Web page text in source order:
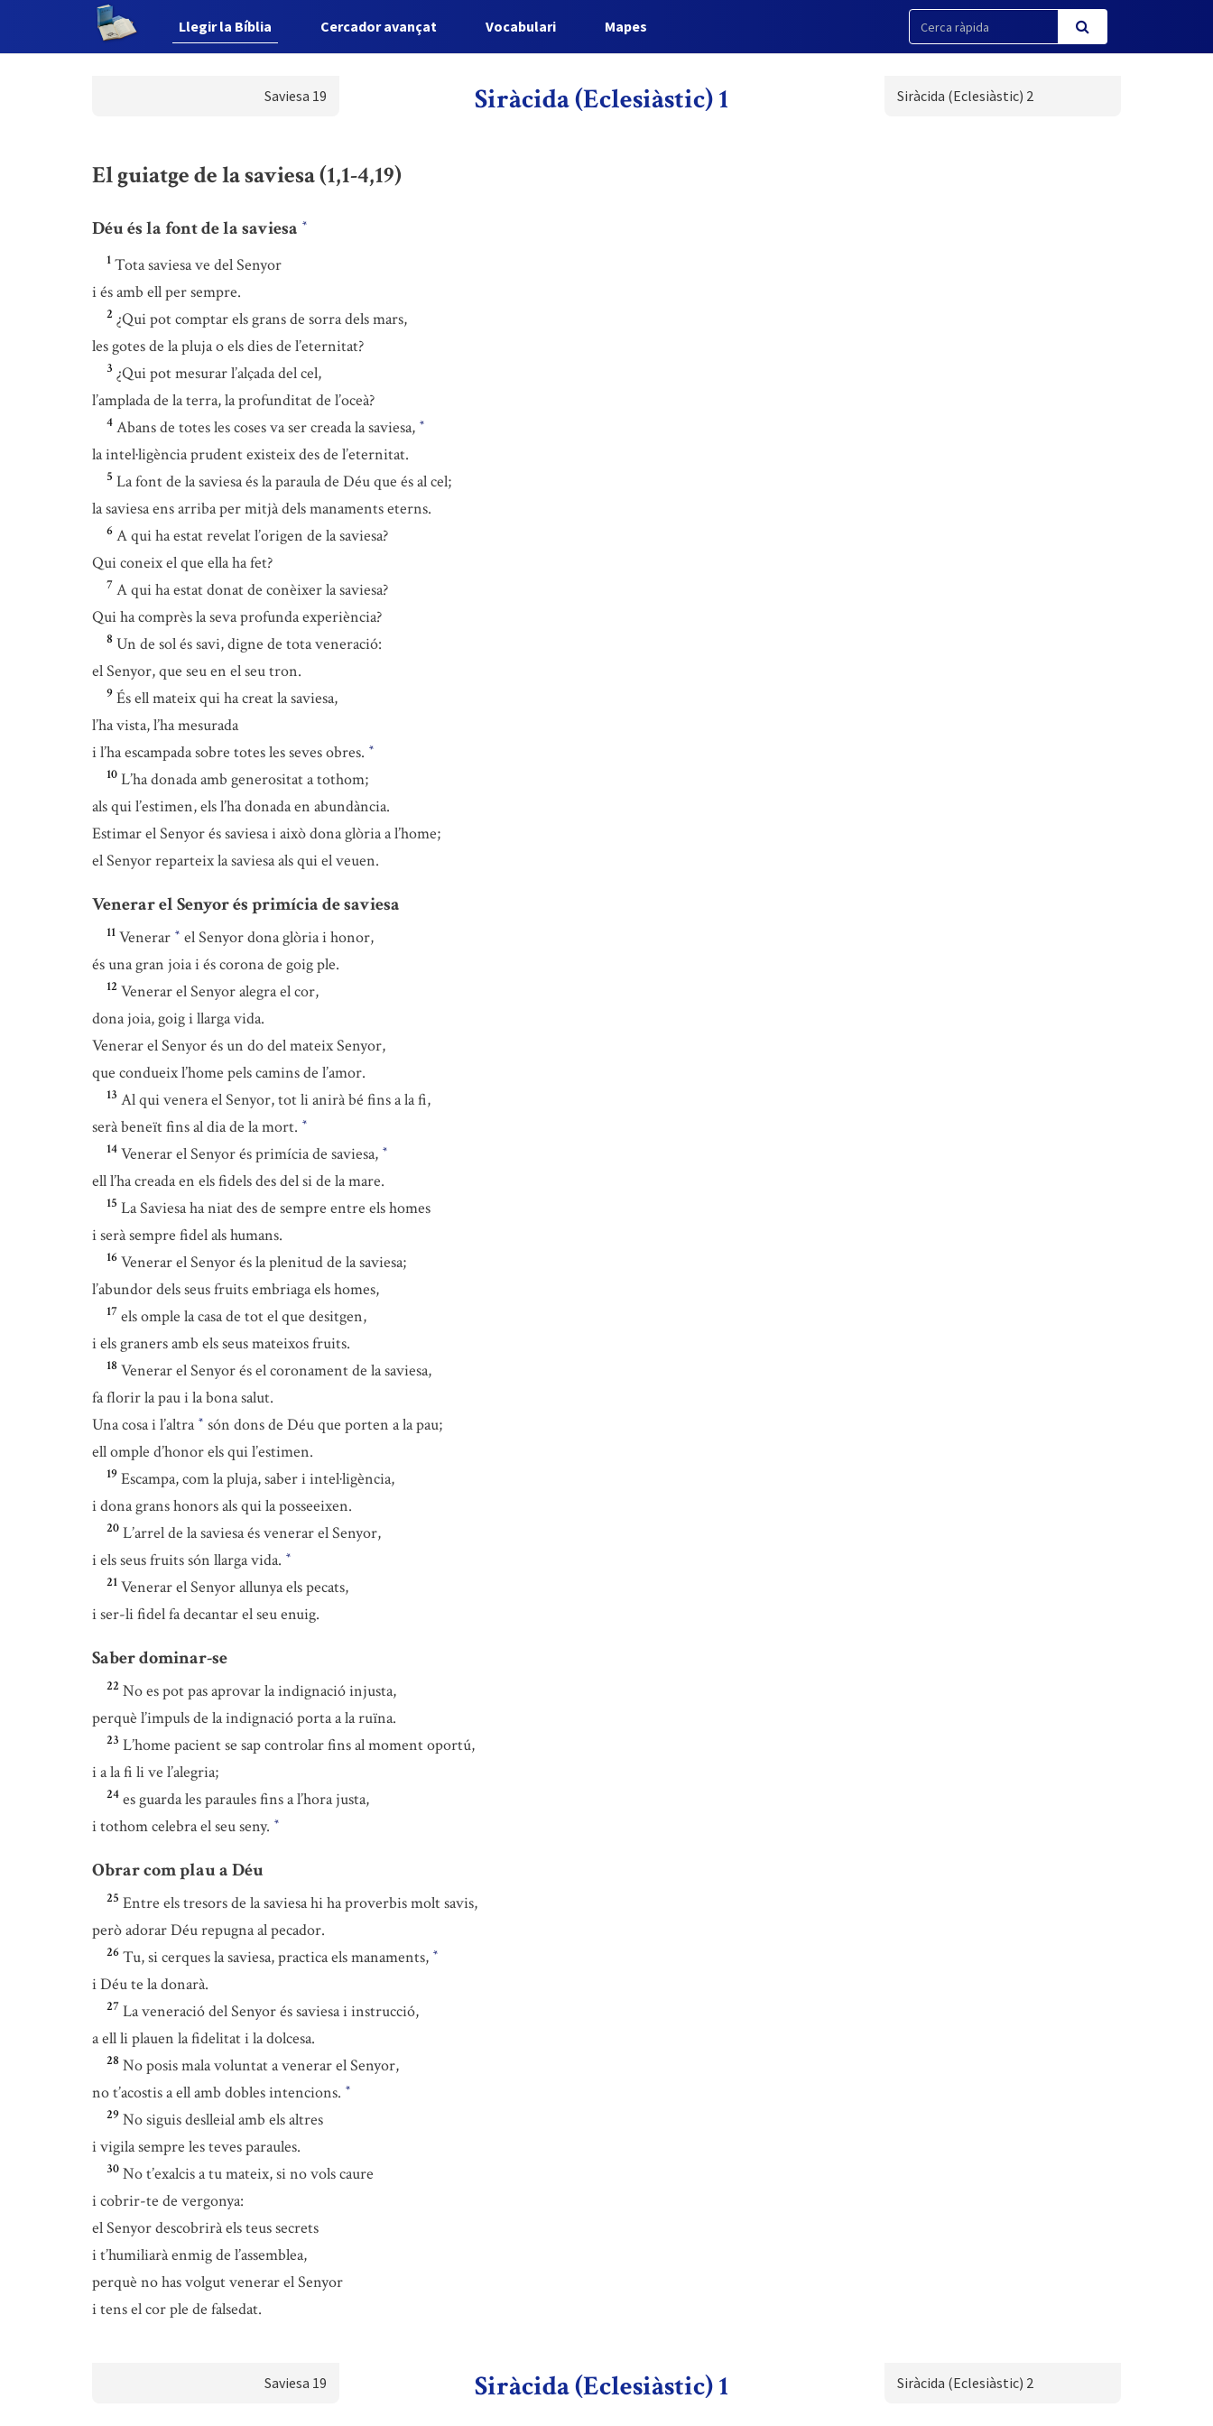
Llegir la Bíblia Cercador avançat Vocabulari Mapes
Saviesa 19 Siràcida (Eclesiàstic) 1 Siràcida (Eclesiàstic) 2
El guiatge de la saviesa (1,1-4,19)
Déu és la font de la saviesa *
1 Tota saviesa ve del Senyor
i és amb ell per sempre.
2 ¿Qui pot comptar els grans de sorra dels mars,
les gotes de la pluja o els dies de l’eternitat?
3 ¿Qui pot mesurar l’alçada del cel,
l’amplada de la terra, la profunditat de l’oceà?
4 Abans de totes les coses va ser creada la saviesa, *
la intel·ligència prudent existeix des de l’eternitat.
5 La font de la saviesa és la paraula de Déu que és al cel;
la saviesa ens arriba per mitjà dels manaments eterns.
6 A qui ha estat revelat l’origen de la saviesa?
Qui coneix el que ella ha fet?
7 A qui ha estat donat de conèixer la saviesa?
Qui ha comprès la seva profunda experiència?
8 Un de sol és savi, digne de tota veneració:
el Senyor, que seu en el seu tron.
9 És ell mateix qui ha creat la saviesa,
l’ha vista, l’ha mesurada
i l’ha escampada sobre totes les seves obres. *
10 L’ha donada amb generositat a tothom;
als qui l’estimen, els l’ha donada en abundància.
Estimar el Senyor és saviesa i això dona glòria a l’home;
el Senyor reparteix la saviesa als qui el veuen.
Venerar el Senyor és primícia de saviesa
11 Venerar * el Senyor dona glòria i honor,
és una gran joia i és corona de goig ple.
12 Venerar el Senyor alegra el cor,
dona joia, goig i llarga vida.
Venerar el Senyor és un do del mateix Senyor,
que condueix l’home pels camins de l’amor.
13 Al qui venera el Senyor, tot li anirà bé fins a la fi,
serà beneït fins al dia de la mort. *
14 Venerar el Senyor és primícia de saviesa, *
ell l’ha creada en els fidels des del si de la mare.
15 La Saviesa ha niat des de sempre entre els homes
i serà sempre fidel als humans.
16 Venerar el Senyor és la plenitud de la saviesa;
l’abundor dels seus fruits embriaga els homes,
17 els omple la casa de tot el que desitgen,
i els graners amb els seus mateixos fruits.
18 Venerar el Senyor és el coronament de la saviesa,
fa florir la pau i la bona salut.
Una cosa i l’altra * són dons de Déu que porten a la pau;
ell omple d’honor els qui l’estimen.
19 Escampa, com la pluja, saber i intel·ligència,
i dona grans honors als qui la posseeixen.
20 L’arrel de la saviesa és venerar el Senyor,
i els seus fruits són llarga vida. *
21 Venerar el Senyor allunya els pecats,
i ser-li fidel fa decantar el seu enuig.
Saber dominar-se
22 No es pot pas aprovar la indignació injusta,
perquè l’impuls de la indignació porta a la ruïna.
23 L’home pacient se sap controlar fins al moment oportú,
i a la fi li ve l’alegria;
24 es guarda les paraules fins a l’hora justa,
i tothom celebra el seu seny. *
Obrar com plau a Déu
25 Entre els tresors de la saviesa hi ha proverbis molt savis,
però adorar Déu repugna al pecador.
26 Tu, si cerques la saviesa, practica els manaments, *
i Déu te la donarà.
27 La veneració del Senyor és saviesa i instrucció,
a ell li plauen la fidelitat i la dolcesa.
28 No posis mala voluntat a venerar el Senyor,
no t’acostis a ell amb dobles intencions. *
29 No siguis deslleial amb els altres
i vigila sempre les teves paraules.
30 No t’exalcis a tu mateix, si no vols caure
i cobrir-te de vergonya:
el Senyor descobrirà els teus secrets
i t’humiliarà enmig de l’assemblea,
perquè no has volgut venerar el Senyor
i tens el cor ple de falsedat.
Saviesa 19 Siràcida (Eclesiàstic) 1 Siràcida (Eclesiàstic) 2